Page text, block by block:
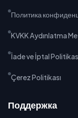
Политика
KVKK Aydınlatma
İade ve İptal
Çerez Politikası
Поддержка